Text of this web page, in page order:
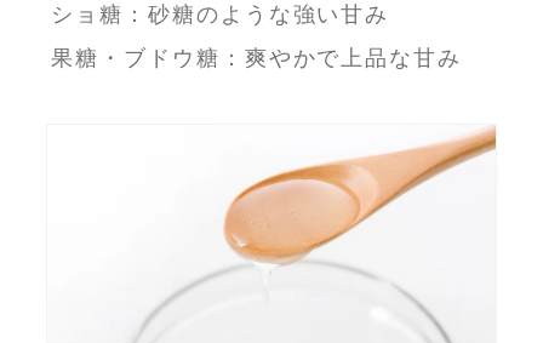
ショ糖：砂糖のような強い甘み
果糖・ブドウ糖：爽やかで上品な甘み